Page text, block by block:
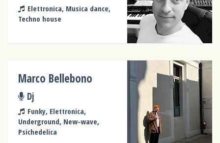
Elettronica, Musica dance,
Techno house
Marco Bellebono
Dj
Funky, Elettronica,
Underground, New-wave,
Psichedelica